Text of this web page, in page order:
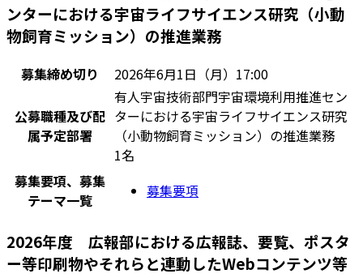
ンターにおける宇宙ライフサイエンス研究（小動
物飼育ミッション）の推進業務
募集締め切り 2026年6月1日（月）17:00
公募職種及び配
属予定部署
有人宇宙技術部門宇宙環境利用推進セン
ターにおける宇宙ライフサイエンス研究
（小動物飼育ミッション）の推進業務
1名
募集要項、募集
テーマ一覧
募集要項
2026年度 広報部における広報誌、要覧、ポスタ
ー等印刷物やそれらと連動したWebコンテンツ等